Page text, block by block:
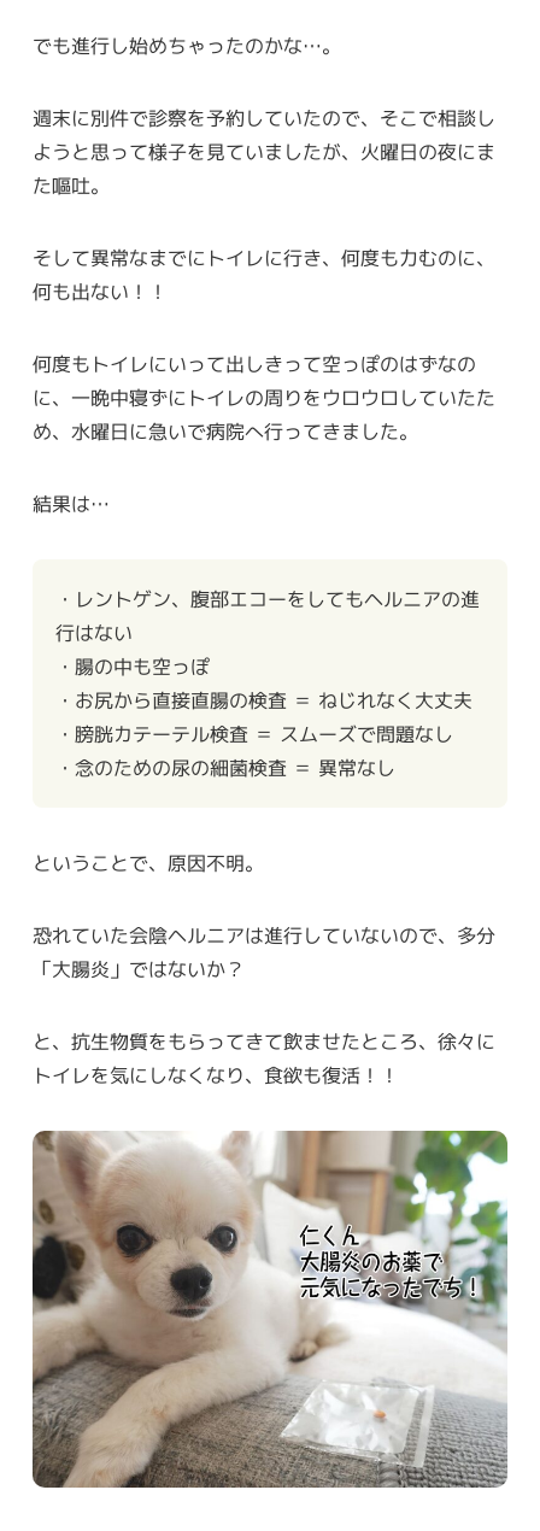
でも進行し始めちゃったのかな…。
週末に別件で診察を予約していたので、そこで相談し
ようと思って様子を見ていましたが、火曜日の夜にま
た嘔吐。
そして異常なまでにトイレに行き、何度も力むのに、
何も出ない！！
何度もトイレにいって出しきって空っぽのはずなの
に、一晩中寝ずにトイレの周りをウロウロしていたた
め、水曜日に急いで病院へ行ってきました。
結果は…
・レントゲン、腹部エコーをしてもヘルニアの進
行はない
・腸の中も空っぽ
・お尻から直接直腸の検査 ＝ ねじれなく大丈夫
・膀胱カテーテル検査 ＝ スムーズで問題なし
・念のための尿の細菌検査 ＝ 異常なし
ということで、原因不明。
恐れていた会陰ヘルニアは進行していないので、多分
「大腸炎」ではないか？
と、抗生物質をもらってきて飲ませたところ、徐々に
トイレを気にしなくなり、食欲も復活！！